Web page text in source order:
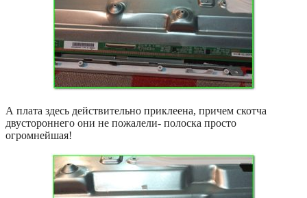
А плата здесь действительно приклеена, причем скотча
двустороннего они не пожалели- полоска просто
огромнейшая!